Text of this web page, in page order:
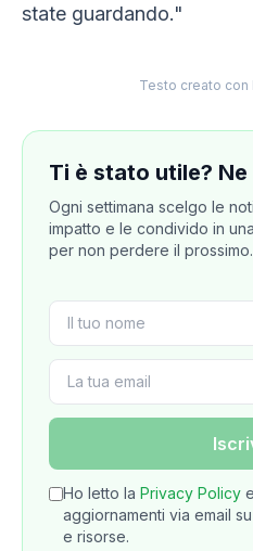
state guardando."
Testo creato con
Ti è stato utile?
Ogni settimana scelgo le
impatto e le condivido in
per non perdere il prossimo.
Ho letto la Privacy Policy
aggiornamenti via email
e risorse.